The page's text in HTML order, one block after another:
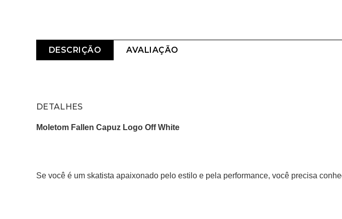
DESCRIÇÃO AVALIAÇÃO
DETALHES
Moletom Fallen Capuz Logo Off White
Se você é um skatista apaixonado pelo estilo e pela performance, você precisa